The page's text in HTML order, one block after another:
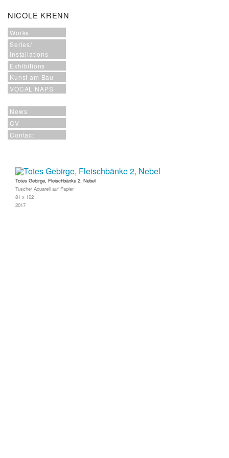
NICOLE KRENN
Works
Series/
Installations
Exhibitions
Kunst am Bau
VOCAL NAPS
News
CV
Contact
Totes Gebirge, Fleischbänke 2, Nebel
Tusche/ Aquarell auf Papier
81 x 102
2017